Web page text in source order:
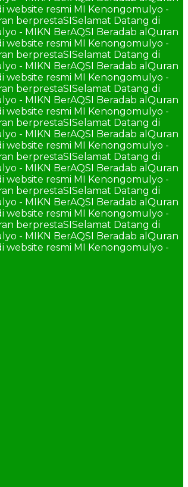
website resmi MI Kenongomulyo -
berprestaSISelamat Datang di
- MIKN BerAQSI Beradab alQuran
website resmi MI Kenongomulyo -
berprestaSISelamat Datang di
- MIKN BerAQSI Beradab alQuran
website resmi MI Kenongomulyo -
berprestaSISelamat Datang di
- MIKN BerAQSI Beradab alQuran
website resmi MI Kenongomulyo -
berprestaSISelamat Datang di
- MIKN BerAQSI Beradab alQuran
website resmi MI Kenongomulyo -
berprestaSISelamat Datang di
- MIKN BerAQSI Beradab alQuran
website resmi MI Kenongomulyo -
berprestaSISelamat Datang di
- MIKN BerAQSI Beradab alQuran
website resmi MI Kenongomulyo -
berprestaSISelamat Datang di
- MIKN BerAQSI Beradab alQuran
website resmi MI Kenongomulyo -